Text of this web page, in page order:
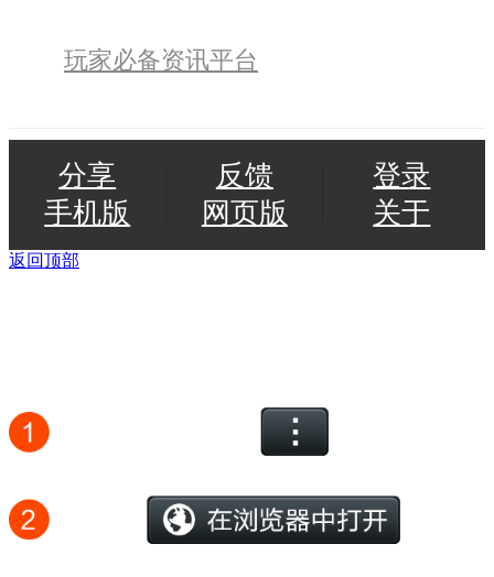
玩家必备资讯平台
分享
手机版
反馈
网页版
登录
关于
返回顶部